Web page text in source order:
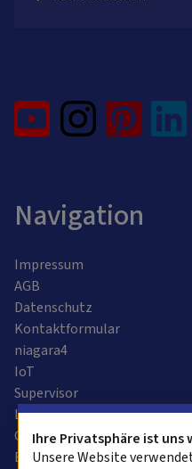
Navigation
Impressum
AGB
Datenschutz
Kontaktformular
niagara4
IoT
Supervisor
Leitzentrale
Gebäudeautomation
Bussysteme
Ihre Privatsphäre ist uns
Unsere Website